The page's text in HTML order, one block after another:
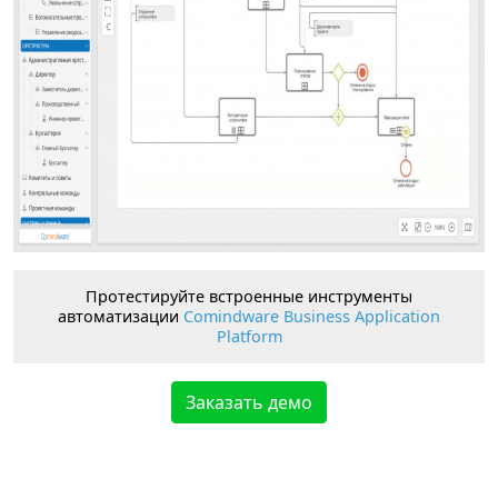
Протестируйте встроенные инструменты
автоматизации Comindware Business Application
Platform
Заказать демо